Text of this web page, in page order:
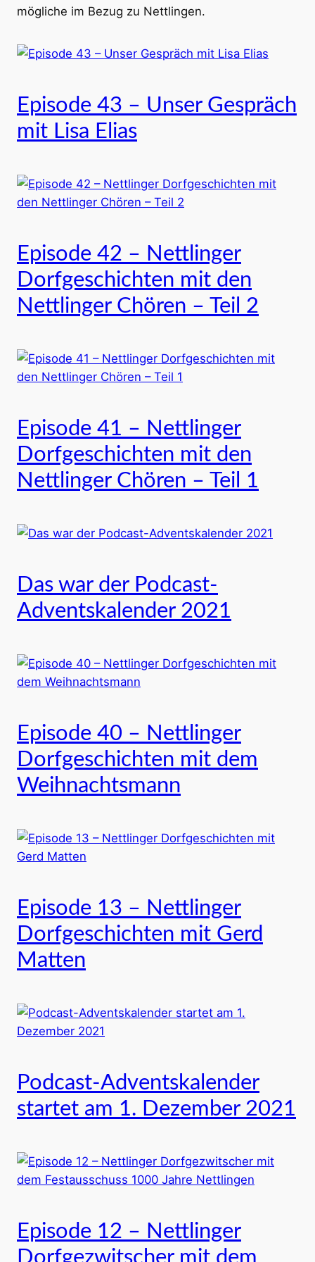
mögliche im Bezug zu Nettlingen.
Episode 43 – Unser Gespräch
mit Lisa Elias
Episode 42 – Nettlinger
Dorfgeschichten mit den
Nettlinger Chören – Teil 2
Episode 41 – Nettlinger
Dorfgeschichten mit den
Nettlinger Chören – Teil 1
Das war der Podcast-
Adventskalender 2021
Episode 40 – Nettlinger
Dorfgeschichten mit dem
Weihnachtsmann
Episode 13 – Nettlinger
Dorfgeschichten mit Gerd
Matten
Podcast-Adventskalender
startet am 1. Dezember 2021
Episode 12 – Nettlinger